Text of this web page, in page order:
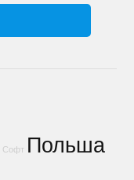
Софт Польша